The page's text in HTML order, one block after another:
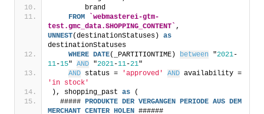
        brand
FROM
`webmasterei-gtm-
test.gmc_data.SHOPPING_CONTENT`
UNNEST(destinationStatuses) as
destinationStatuses
WHERE DATE(_PARTITIONTIME) between "2021-
11-15" AND "2021-11-21"
AND status = 'approved' AND
'in stock'
), shopping_past as (
  #####
PRODUKTE DER VERGANGEN PERIODE AUS DEM
MERCHANT CENTER HOLEN ######